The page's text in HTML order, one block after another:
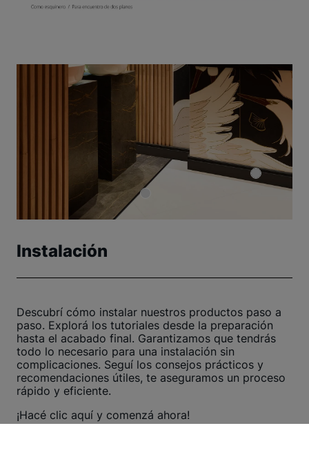
Instalación
Descubrí cómo instalar nuestros productos paso a
paso. Explorá los tutoriales desde la preparación
hasta el acabado final. Garantizamos que tendrás
todo lo necesario para una instalación sin
complicaciones. Seguí los consejos prácticos y
recomendaciones útiles, te aseguramos un proceso
rápido y eficiente.
¡Hacé clic aquí y comenzá ahora!